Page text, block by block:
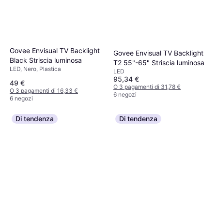
Govee Envisual TV Backlight
Black Striscia luminosa
LED, Nero, Plastica
49 €
O 3 pagamenti di 16,33 €
6 negozi
Govee Envisual TV Backlight
T2 55"-65" Striscia luminosa
LED
95,34 €
O 3 pagamenti di 31,78 €
6 negozi
Di tendenza Di tendenza